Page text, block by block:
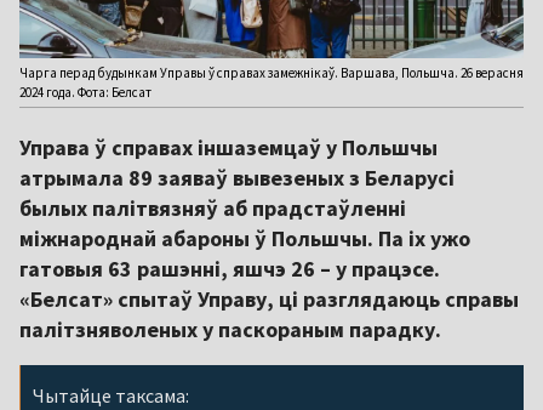
Чарга перад будынкам Управы ў справах замежнікаў. Варшава, Польшча. 26 верасня
2024 года. Фота: Белсат
Управа ў справах іншаземцаў у Польшчы
атрымала 89 заяваў вывезеных з Беларусі
былых палітвязняў аб прадстаўленні
міжнароднай абароны ў Польшчы. Па іх ужо
гатовыя 63 рашэнні, яшчэ 26 – у працэсе.
«Белсат» спытаў Управу, ці разглядаюць справы
палітзняволеных у паскораным парадку.
Чытайце таксама: